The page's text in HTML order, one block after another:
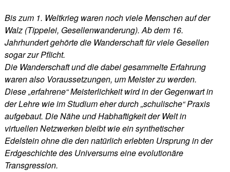
Bis zum 1. Weltkrieg waren noch viele Menschen auf der
Walz (Tippelei, Gesellenwanderung). Ab dem 16.
Jahrhundert gehörte die Wanderschaft für viele Gesellen
sogar zur Pflicht.
Die Wanderschaft und die dabei gesammelte Erfahrung
waren also Voraussetzungen, um Meister zu werden.
Diese „erfahrene“ Meisterlichkeit wird in der Gegenwart in
der Lehre wie im Studium eher durch „schulische“ Praxis
aufgebaut. Die Nähe und Habhaftigkeit der Welt in
virtuellen Netzwerken bleibt wie ein synthetischer
Edelstein ohne die den natürlich erlebten Ursprung in der
Erdgeschichte des Universums eine evolutionäre
Transgression.